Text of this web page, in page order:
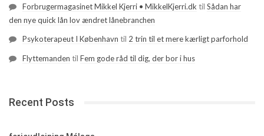
Forbrugermagasinet Mikkel Kjerri • MikkelKjerri.dk til Sådan har
den nye quick lån lov ændret lånebranchen
Psykoterapeut I København til 2 trin til et mere kærligt parforhold
Flyttemanden til Fem gode råd til dig, der bor i hus
Recent Posts